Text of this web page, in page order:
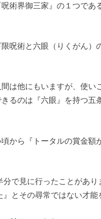
術界御三家』の１つであ
呪術と六眼（りくがん）
は他にもいますが、使い
るのは『六眼』を持つ五
から『トータルの賞金額
で見に行ったことがあ
とその尋常ではない才能